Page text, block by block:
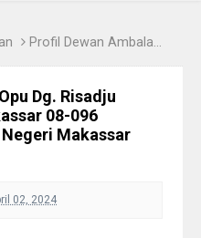
Profil Dewan Ambalan Opu Dg. Risadju Gugusdepan Kota Makassar 08-096 Pangkalan Universitas Negeri Makassar Masa Bakti 2023-2024
Dg. Risadju
08-096
Makassar
02, 2024